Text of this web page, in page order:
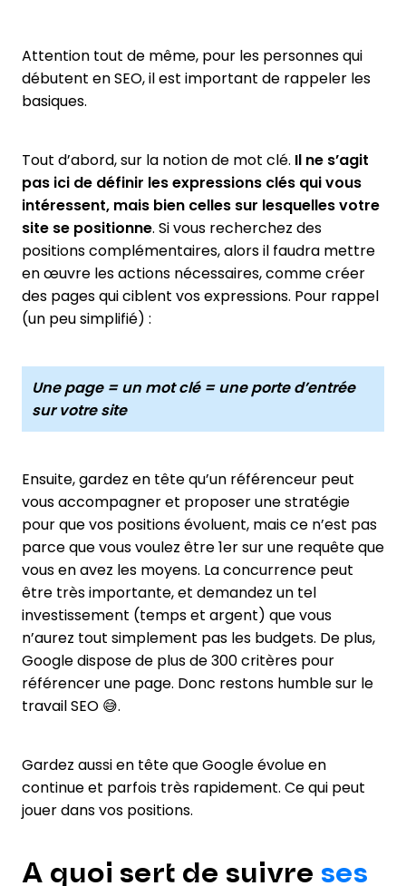
Attention tout de même, pour les personnes qui
débutent en SEO, il est important de rappeler les
basiques.
Tout d’abord, sur la notion de mot clé. Il ne s’agit
pas ici de définir les expressions clés qui vous
intéressent, mais bien celles sur lesquelles votre
site se positionne. Si vous recherchez des
positions complémentaires, alors il faudra mettre
en œuvre les actions nécessaires, comme créer
des pages qui ciblent vos expressions. Pour rappel
(un peu simplifié) :
Une page = un mot clé = une porte d’entrée
sur votre site
Ensuite, gardez en tête qu’un référenceur peut
vous accompagner et proposer une stratégie
pour que vos positions évoluent, mais ce n’est pas
parce que vous voulez être 1er sur une requête que
vous en avez les moyens. La concurrence peut
être très importante, et demandez un tel
investissement (temps et argent) que vous
n’aurez tout simplement pas les budgets. De plus,
Google dispose de plus de 300 critères pour
référencer une page. Donc restons humble sur le
travail SEO 😅.
Gardez aussi en tête que Google évolue en
continue et parfois très rapidement. Ce qui peut
jouer dans vos positions.
A quoi sert de suivre ses